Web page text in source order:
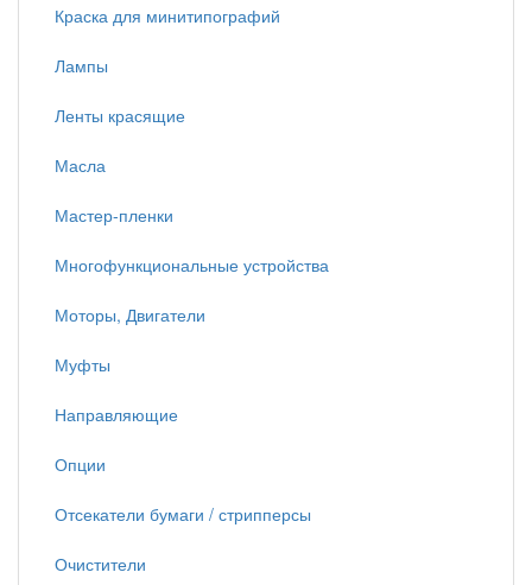
Краска для минитипографий
Лампы
Ленты красящие
Масла
Мастер-пленки
Многофункциональные устройства
Моторы, Двигатели
Муфты
Направляющие
Опции
Отсекатели бумаги / стрипперсы
Очистители